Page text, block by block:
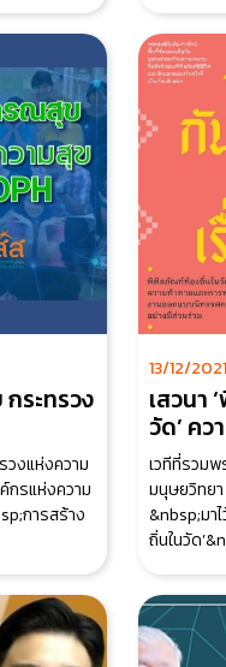
ระทรวง
วงแห่งความ
กรแห่งความ
การสร้าง
13/12/2021
เสวนา
วัด’ ความท้าทายและการ
พัฒนา
นิทรรศ
เวทีที่รวม
มนุษยวิทย
&nbsp;มา
ถิ่นในวัด